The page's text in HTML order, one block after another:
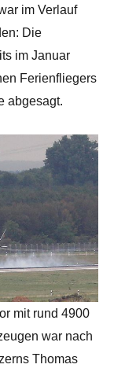
im Verlauf
Die
im Januar
Ferienfliegers
abgesagt.
mit rund 4900
war nach
Thomas